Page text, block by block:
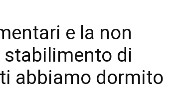
e la non
stabilimento di
abbiamo dormito